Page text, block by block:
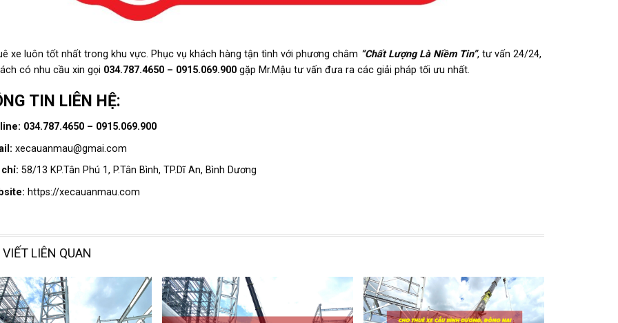
xe luôn tốt nhất trong khu vực. Phục vụ khách hàng tận tình với phương châm “Chất Lượng Là Niềm Tin”, tư vấn 24/24,
có nhu cầu xin gọi 034.787.4650 – 0915.069.900gặp Mr.Mậu tư vấn đưa ra các giải pháp tối ưu nhất.
TIN LIÊN HỆ:
034.787.4650 – 0915.069.900
xecauanmau@gmai.com
chỉ:58/13 KP.Tân Phú 1, P.Tân Bình, TP.Dĩ An, Bình Dương
https://xecauanmau.com
LIÊN QUAN